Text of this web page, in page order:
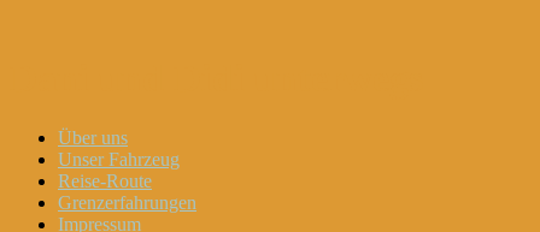
Menu
Widgets
Search
Skip
content
Über uns
Unser Fahrzeug
Reise-Route
Grenzerfahrungen
Impressum